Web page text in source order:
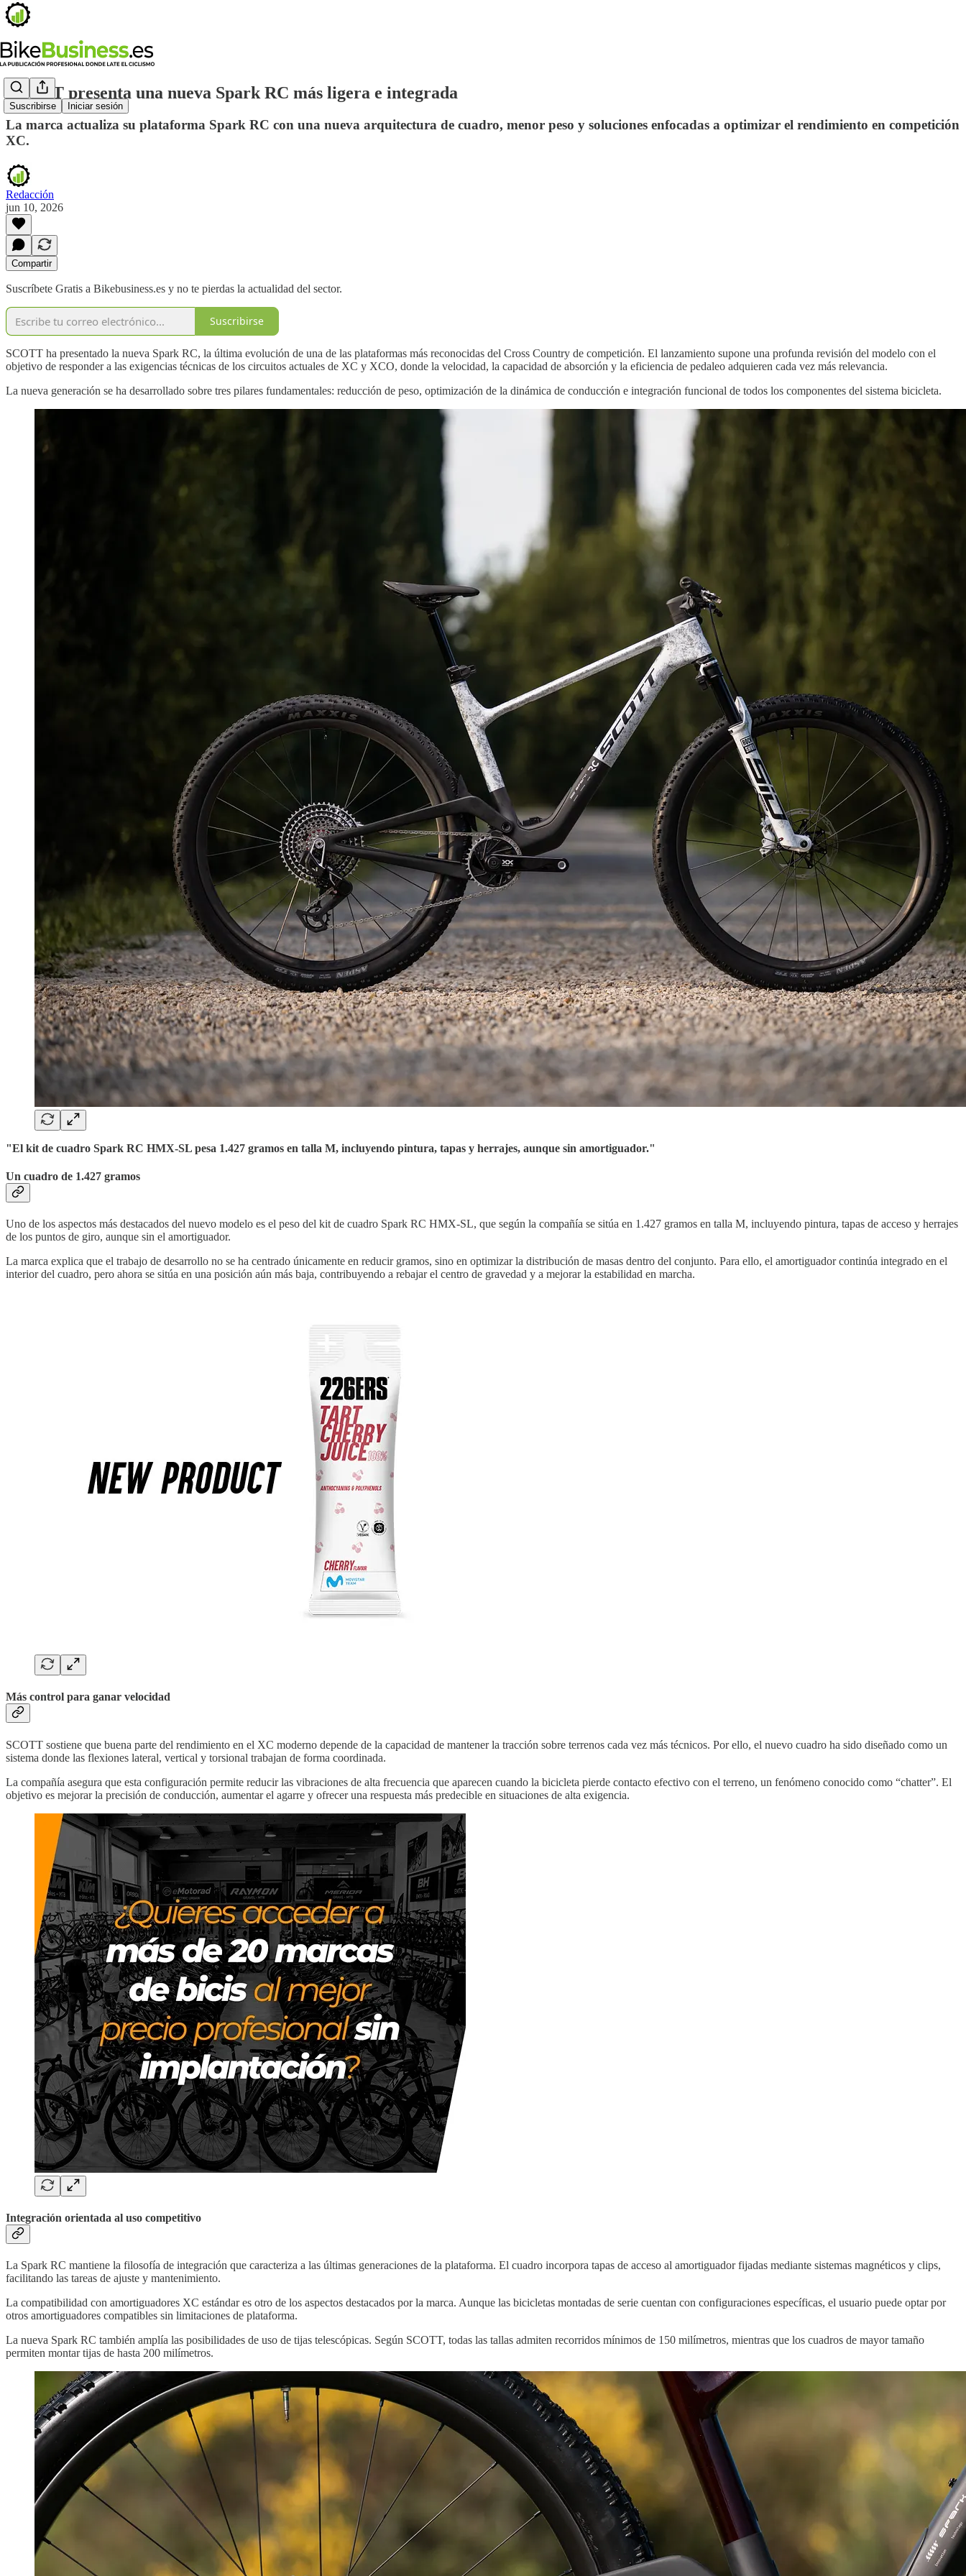
Suscribirse Iniciar sesión
SCOTT presenta una nueva Spark RC más ligera e integrada
La marca actualiza su plataforma Spark RC con una nueva arquitectura de cuadro, menor peso y soluciones enfocadas a optimizar el rendimiento en competición
XC.
Redacción
jun 10, 2026
Compartir
Suscríbete Gratis a Bikebusiness.es y no te pierdas la actualidad del sector.
Suscribirse
SCOTT ha presentado la nueva Spark RC, la última evolución de una de las plataformas más reconocidas del Cross Country de competición. El lanzamiento supone una profunda revisión del modelo con el
objetivo de responder a las exigencias técnicas de los circuitos actuales de XC y XCO, donde la velocidad, la capacidad de absorción y la eficiencia de pedaleo adquieren cada vez más relevancia.
La nueva generación se ha desarrollado sobre tres pilares fundamentales: reducción de peso, optimización de la dinámica de conducción e integración funcional de todos los componentes del sistema bicicleta.
"El kit de cuadro Spark RC HMX-SL pesa 1.427 gramos en talla M, incluyendo pintura, tapas y herrajes, aunque sin amortiguador."
Un cuadro de 1.427 gramos
Uno de los aspectos más destacados del nuevo modelo es el peso del kit de cuadro Spark RC HMX-SL, que según la compañía se sitúa en 1.427 gramos en talla M, incluyendo pintura, tapas de acceso y herrajes
de los puntos de giro, aunque sin el amortiguador.
La marca explica que el trabajo de desarrollo no se ha centrado únicamente en reducir gramos, sino en optimizar la distribución de masas dentro del conjunto. Para ello, el amortiguador continúa integrado en el
interior del cuadro, pero ahora se sitúa en una posición aún más baja, contribuyendo a rebajar el centro de gravedad y a mejorar la estabilidad en marcha.
Más control para ganar velocidad
SCOTT sostiene que buena parte del rendimiento en el XC moderno depende de la capacidad de mantener la tracción sobre terrenos cada vez más técnicos. Por ello, el nuevo cuadro ha sido diseñado como un
sistema donde las flexiones lateral, vertical y torsional trabajan de forma coordinada.
La compañía asegura que esta configuración permite reducir las vibraciones de alta frecuencia que aparecen cuando la bicicleta pierde contacto efectivo con el terreno, un fenómeno conocido como “chatter”. El
objetivo es mejorar la precisión de conducción, aumentar el agarre y ofrecer una respuesta más predecible en situaciones de alta exigencia.
Integración orientada al uso competitivo
La Spark RC mantiene la filosofía de integración que caracteriza a las últimas generaciones de la plataforma. El cuadro incorpora tapas de acceso al amortiguador fijadas mediante sistemas magnéticos y clips,
facilitando las tareas de ajuste y mantenimiento.
La compatibilidad con amortiguadores XC estándar es otro de los aspectos destacados por la marca. Aunque las bicicletas montadas de serie cuentan con configuraciones específicas, el usuario puede optar por
otros amortiguadores compatibles sin limitaciones de plataforma.
La nueva Spark RC también amplía las posibilidades de uso de tijas telescópicas. Según SCOTT, todas las tallas admiten recorridos mínimos de 150 milímetros, mientras que los cuadros de mayor tamaño
permiten montar tijas de hasta 200 milímetros.